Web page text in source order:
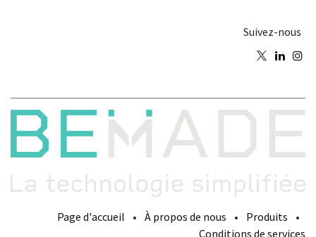
Suivez-nous
Page d'accueil • À propos de nous • Produits
•
Conditions de services